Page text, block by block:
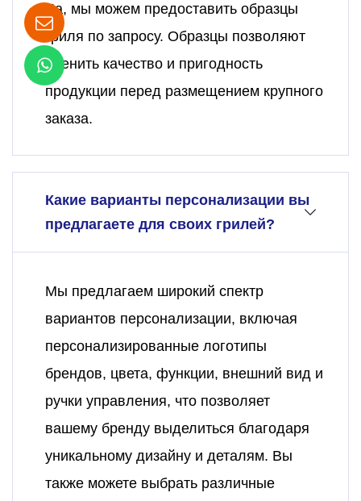
Да, мы можем предоставить образцы
гриля по запросу. Образцы позволяют
оценить качество и пригодность
продукции перед размещением крупного
заказа.
Какие варианты персонализации вы
предлагаете для своих грилей?
Мы предлагаем широкий спектр
вариантов персонализации, включая
персонализированные логотипы
брендов, цвета, функции, внешний вид и
ручки управления, что позволяет
вашему бренду выделиться благодаря
уникальному дизайну и деталям. Вы
также можете выбрать различные